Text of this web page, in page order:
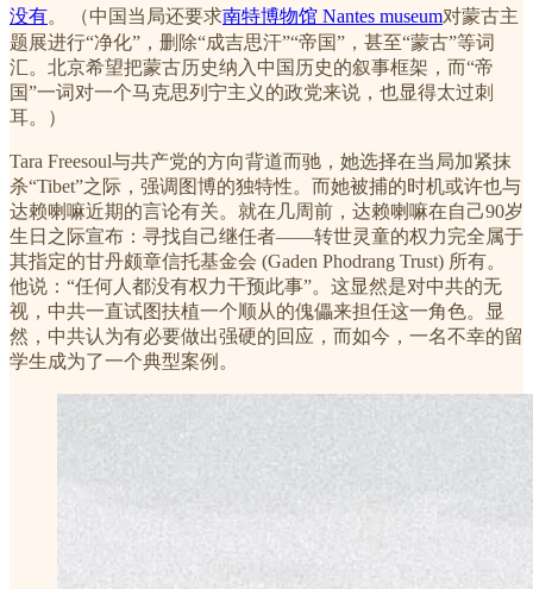
没有。 （中国当局还要求南特博物馆 Nantes museum对蒙古主
题展进行“净化”，删除“成吉思汗”“帝国”，甚至“蒙古”等词
汇。北京希望把蒙古历史纳入中国历史的叙事框架，而“帝
国”一词对一个马克思列宁主义的政党来说，也显得太过刺
耳。）
Tara Freesoul与共产党的方向背道而驰，她选择在当局加紧抹
杀“Tibet”之际，强调图博的独特性。而她被捕的时机或许也与
达赖喇嘛近期的言论有关。就在几周前，达赖喇嘛在自己90岁
生日之际宣布：寻找自己继任者——转世灵童的权力完全属于
其指定的甘丹颇章信托基金会 (Gaden Phodrang Trust) 所有。
他说：“任何人都没有权力干预此事”。这显然是对中共的无
视，中共一直试图扶植一个顺从的傀儡来担任这一角色。显
然，中共认为有必要做出强硬的回应，而如今，一名不幸的留
学生成为了一个典型案例。